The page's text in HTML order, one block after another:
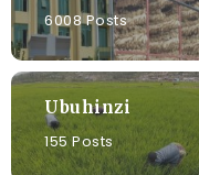
6008 Posts
Ubuhinzi
155 Posts